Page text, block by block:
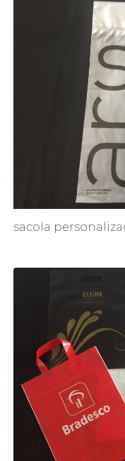
sacola